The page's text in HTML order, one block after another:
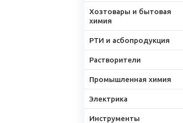
Хозтовары и бытовая
химия
РТИ и асбопродукция
Растворители
Промышленная химия
Электрика
Инструменты